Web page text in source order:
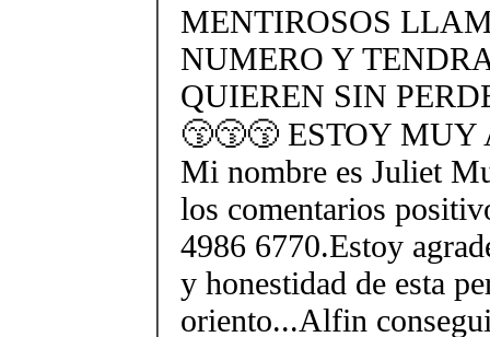
MENTIROSOS
NUMERO Y
QUIEREN SIN
😙😙😙 ESTOY
Mi nombre es Juliet
los comentarios
4986 6770.Estoy
y honestidad de esta
oriento...Alfin